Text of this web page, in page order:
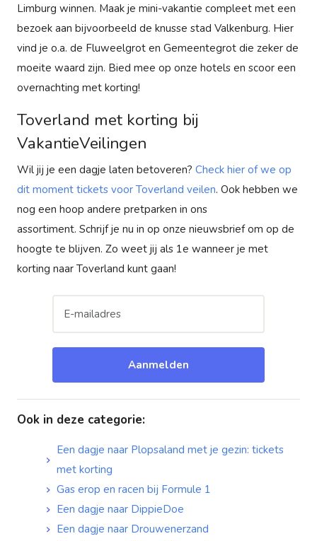
Limburg winnen. Maak je mini-vakantie compleet met een
bezoek aan bijvoorbeeld de knusse stad Valkenburg. Hier
vind je o.a. de Fluweelgrot en Gemeentegrot die zeker de
moeite waard zijn. Bied mee op onze hotels en scoor een
overnachting met korting!
Toverland met korting bij
VakantieVeilingen
Wil jij je een dagje laten betoveren? Check hier of we op
dit moment tickets voor Toverland veilen. Ook hebben we
nog een hoop andere pretparken in ons
assortiment. Schrijf je nu in op onze nieuwsbrief om op de
hoogte te blijven. Zo weet jij als 1e wanneer je met
korting naar Toverland kunt gaan!
Aanmelden
Ook in deze categorie:
Een dagje naar Plopsaland met je gezin: tickets
met korting
Gas erop en racen bij Formule 1
Een dagje naar DippieDoe
Een dagje naar Drouwenerzand